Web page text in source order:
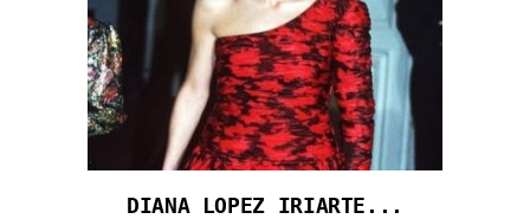
DIANA LOPEZ IRIARTE...